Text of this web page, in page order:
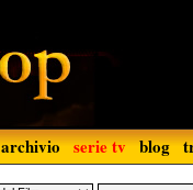
archivio serie tv blog